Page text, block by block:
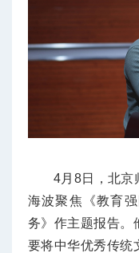
4月8日，北京
海波聚焦《教育
务》作主题报告。
要将中华优秀传统